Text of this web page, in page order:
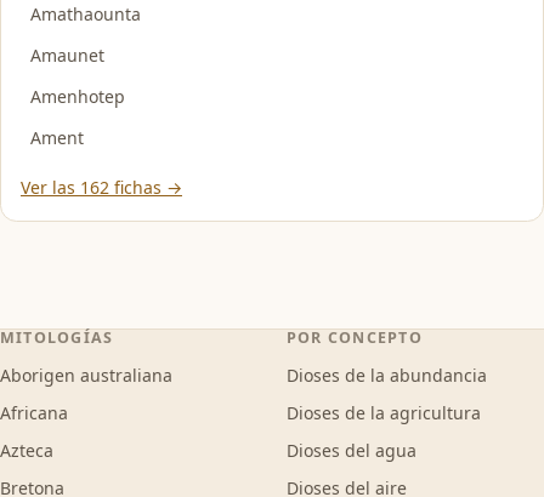
Amathaounta
Amaunet
Amenhotep
Ament
Ver las 162 fichas →
MITOLOGÍAS
Aborigen australiana
Africana
Azteca
Bretona
POR CONCEPTO
Dioses de la abundancia
Dioses de la agricultura
Dioses del agua
Dioses del aire